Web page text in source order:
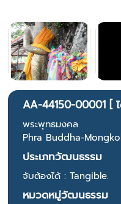
AA-44150-00001 [
พระพุทธมงคล
Phra Buddha-
ประเภทวัฒนธรรม
จับต้องได้ : Tangible.
หมวดหมู่วัฒนธรรม